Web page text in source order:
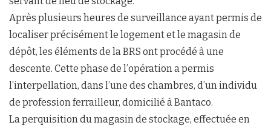
Après plusieurs heures de surveillance ayant permis de
localiser précisément le logement et le magasin de
dépôt, les éléments de la BRS ont procédé à une
descente. Cette phase de l’opération a permis
l’interpellation, dans l’une des chambres, d’un individu
de profession ferrailleur, domicilié à Bantaco.
La perquisition du magasin de stockage, effectuée en